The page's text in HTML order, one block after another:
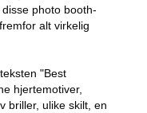
photo booth-
alt virkelig
"Best
hjertemotiver,
briller, ulike skilt, en